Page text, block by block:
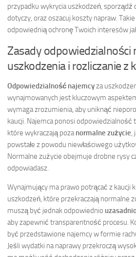
przypadku wykrycia uszkodzeń, sporządź
dotyczy, oraz oszacuj koszty napraw.
odpowiednią ochronę Twoich interesów
Zasady odpowiedzialności
uszkodzenia i rozliczanie z
Odpowiedzialność najemcyza
wynajmowanych jest kluczowym
wymaga zrozumienia, aby uniknąć
kaucji. Najemca ponosi odpowiedzialność
które wykraczają pozanormalne zużycie,
powstałe z powodu niewłaściwego
Normalne zużycie obejmuje drobne rysy
odpowiadasz.
Wynajmujący ma prawo potrącać z kaucji
uszkodzeń, które przekraczają normalne
muszą być jednak odpowiednio
aby zapewnić transparentność procesu.
być przedstawione najemcy w formie
Jeśli wydatki na naprawy przekroczą